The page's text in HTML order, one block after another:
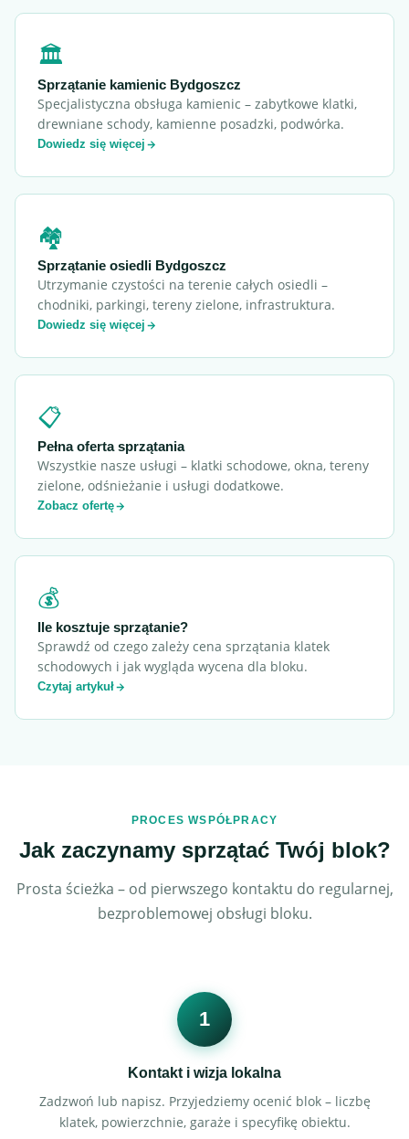
🏛️
Sprzątanie kamienic Bydgoszcz
Specjalistyczna obsługa kamienic – zabytkowe klatki,
drewniane schody, kamienne posadzki, podwórka.
Dowiedz się więcej
🏘️
Sprzątanie osiedli Bydgoszcz
Utrzymanie czystości na terenie całych osiedli –
chodniki, parkingi, tereny zielone, infrastruktura.
Dowiedz się więcej
📋
Pełna oferta sprzątania
Wszystkie nasze usługi – klatki schodowe, okna, tereny
zielone, odśnieżanie i usługi dodatkowe.
Zobacz ofertę
💰
Ile kosztuje sprzątanie?
Sprawdź od czego zależy cena sprzątania klatek
schodowych i jak wygląda wycena dla bloku.
Czytaj artykuł
PROCES WSPÓŁPRACY
Jak zaczynamy sprzątać Twój blok?
Prosta ścieżka – od pierwszego kontaktu do regularnej,
bezproblemowej obsługi bloku.
1
Kontakt i wizja lokalna
Zadzwoń lub napisz. Przyjedziemy ocenić blok – liczbę
klatek, powierzchnie, garaże i specyfikę obiektu.